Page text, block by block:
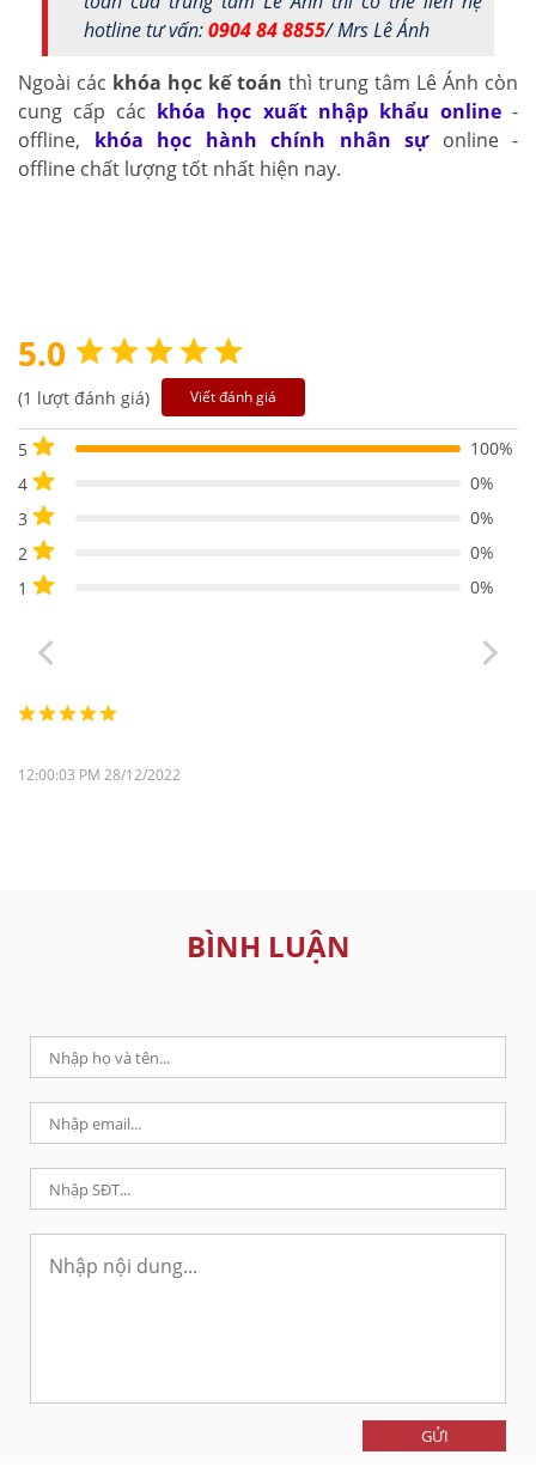
hotline tư vấn:0904 84 8855/ Mrs Lê Ánh
Ngoài các khóa học kế toán thì trung tâm Lê Ánh còn
cung cấp các khóa học xuất nhập khẩu online-
offline, khóa học hành chính nhân sựonline -
offline chất lượng tốt nhất hiện nay.
5.0
(1 lượt đánh giá) Viết đánh giá
5
100%
4
0%
3
0%
2
0%
1
0%
12:00:03 PM 28/12/2022
BÌNH LUẬN
GỬI